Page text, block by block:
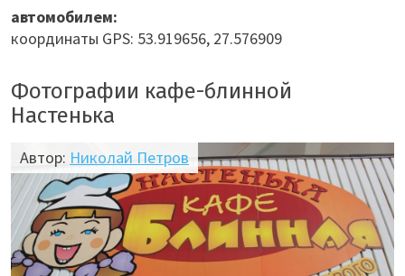
автомобилем:
координаты GPS: 53.919656, 27.576909
Фотографии кафе-блинной
Настенька
Автор: Николай Петров